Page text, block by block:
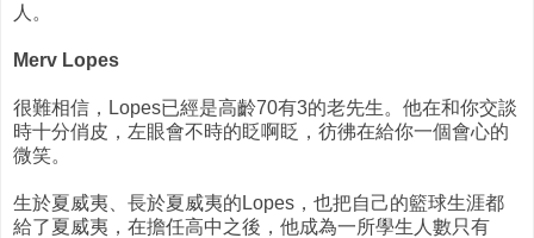
人。
Merv Lopes
很難相信，Lopes已經是高齡70有3的老先生。他在和你交談
時十分俏皮，左眼會不時的眨啊眨，彷彿在給你一個會心的
微笑。
生於夏威夷、長於夏威夷的Lopes，也把自己的籃球生涯都
給了夏威夷，在擔任高中之後，他成為一所學生人數只有